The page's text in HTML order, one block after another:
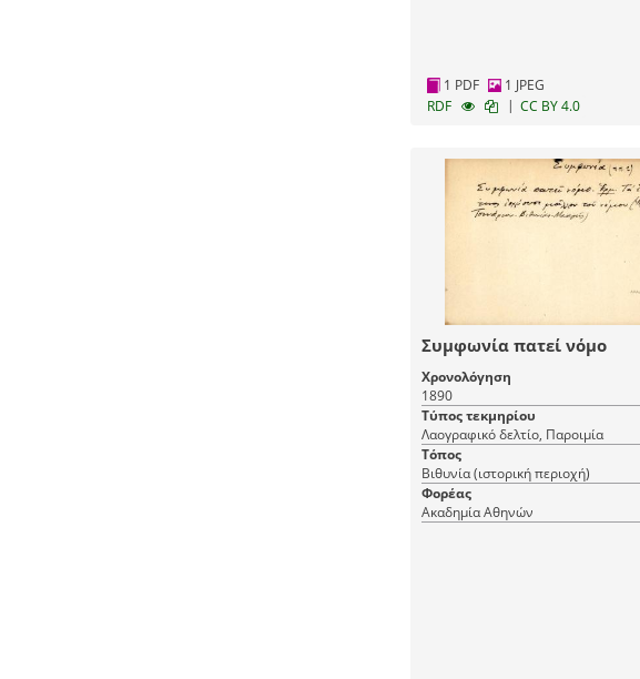
1 PDF
1 JPEG
RDF
| CC BY 4.0
Συμφωνία πατεί νόμο
Χρονολόγηση
1890
Τύπος τεκμηρίου
Λαογραφικό δελτίο, Παροιμία
Τόπος
Βιθυνία (ιστορική περιοχή)
Φορέας
Ακαδημία Αθηνών